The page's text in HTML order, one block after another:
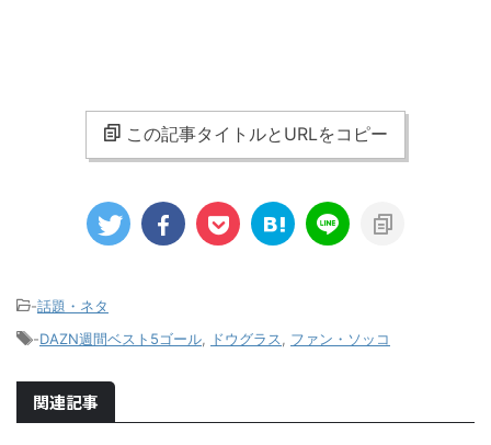
この記事タイトルとURLをコピー
-話題・ネタ
-DAZN週間ベスト5ゴール ドウグラス ファン・ソッコ
関連記事